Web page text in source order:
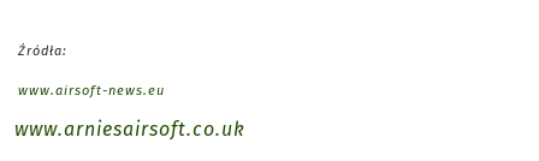
Źródła:
www.airsoft-news.eu
www.arniesairsoft.co.uk